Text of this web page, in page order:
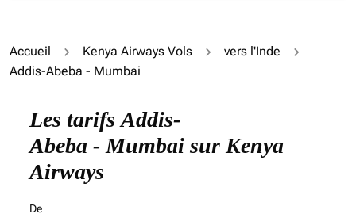
Accueil Kenya Airways Vols
vers l'Inde
Addis-Abeba - Mumbai
Les tarifs Addis-
Abeba - Mumbai sur Kenya
Airways
De